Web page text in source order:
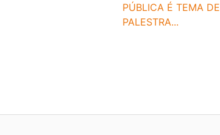
PÚBLICA É TEMA DE
PALESTRA...